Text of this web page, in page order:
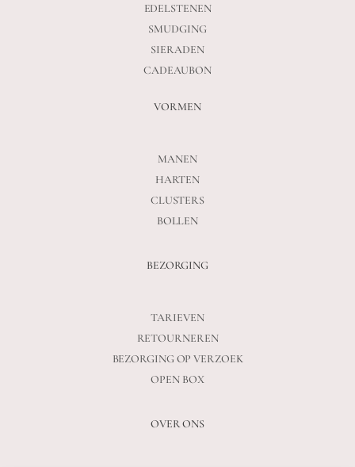
EDELSTENEN
SMUDGING
SIERADEN
CADEAUBON
VORMEN
MANEN
HARTEN
CLUSTERS
BOLLEN
BEZORGING
TARIEVEN
RETOURNEREN
BEZORGING OP VERZOEK
OPEN BOX
OVER ONS